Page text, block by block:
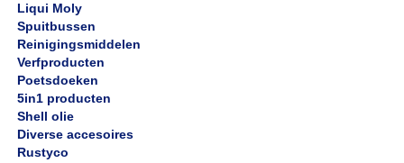
Liqui Moly
Spuitbussen
Reinigingsmiddelen
Verfproducten
Poetsdoeken
5in1 producten
Shell olie
Diverse accesoires
Rustyco